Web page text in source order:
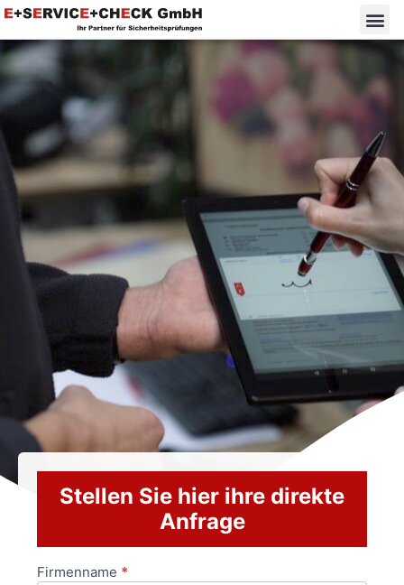
Stellen Sie hier ihre direkte
Anfrage
Anfrageformular
Firmenname *